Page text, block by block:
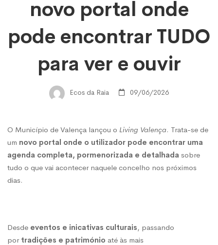
tem
um
novo
portal
onde
encontrar
novo portal onde
pode encontrar TUDO
para ver e ouvir
Ecos da Raia 09/06/2026
O Município de Valença lançou o Living Valença. Trata-se de
um novo portal onde o utilizador pode encontrar uma
agenda completa, pormenorizada e detalhada sobre
tudo o que vai acontecer naquele concelho nos próximos
dias.
Desde eventos e inicativas culturais, passando
por tradições e património até às mais